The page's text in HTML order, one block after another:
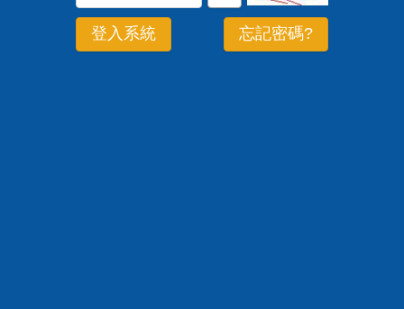
登入系統 忘記密碼?